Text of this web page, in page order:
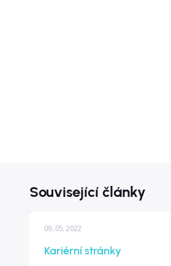
Související články
09. 05. 2022
Kariérní stránky